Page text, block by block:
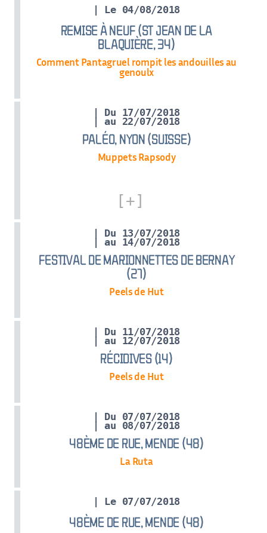
| Le 04/08/2018
REMISE À NEUF (ST JEAN DE LA
BLAQUIÈRE, 34)
Comment Pantagruel rompit les andouilles au
genoulx
| Du 17/07/2018
PALÉO, NYON (SUISSE)
| au 22/07/2018
Muppets Rapsody
| Du 13/07/2018
FESTIVAL DE MARIONNETTES DE BERNAY
(27)
| au 14/07/2018
Peels de Hut
| Du 11/07/2018
RÉCIDIVES (14)
| au 12/07/2018
Peels de Hut
| Du 07/07/2018
48ÈME DE RUE, MENDE (48)
| au 08/07/2018
La Ruta
| Le 07/07/2018
48ÈME DE RUE, MENDE (48)